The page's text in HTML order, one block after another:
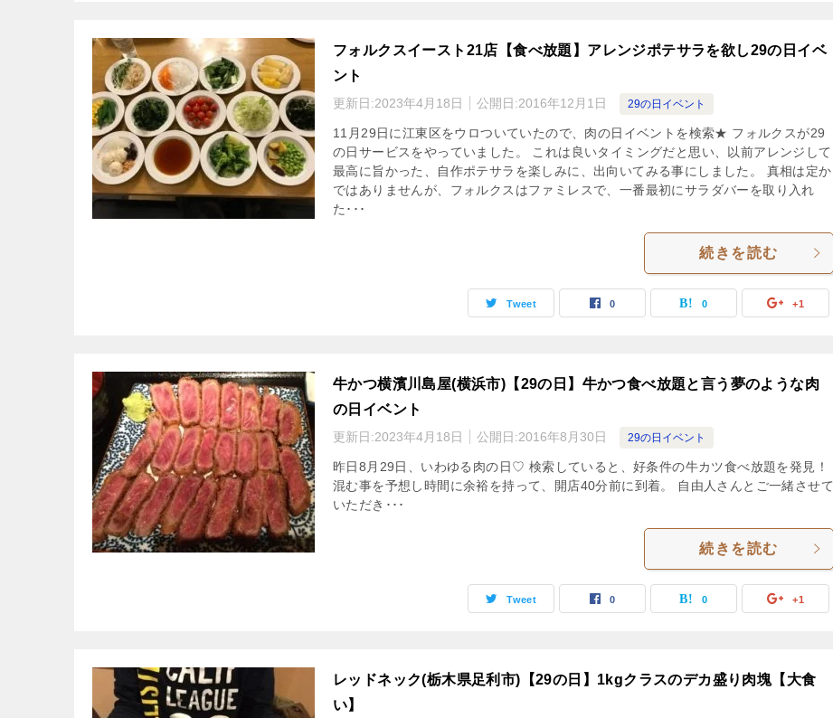
フォルクスイースト21店【食べ放題】アレンジポテサラを欲し29の日イベ
ント
更新日:2023年4月18日 公開日:2016年12月1日 29の日イベント
11月29日に江東区をウロついていたので、肉の日イベントを検索★ フォルクスが29
の日サービスをやっていました。 これは良いタイミングだと思い、以前アレンジして
最高に旨かった、自作ポテサラを楽しみに、出向いてみる事にしました。 真相は定か
ではありませんが、フォルクスはファミレスで、一番最初にサラダバーを取り入れ
た･･･
続きを読む
Tweet 0 0 +1
牛かつ横濱川島屋(横浜市)【29の日】牛かつ食べ放題と言う夢のような肉
の日イベント
更新日:2023年4月18日 公開日:2016年8月30日 29の日イベント
昨日8月29日、いわゆる肉の日♡ 検索していると、好条件の牛カツ食べ放題を発見！
混む事を予想し時間に余裕を持って、開店40分前に到着。 自由人さんとご一緒させて
いただき･･･
続きを読む
Tweet 0 0 +1
レッドネック(栃木県足利市)【29の日】1kgクラスのデカ盛り肉塊【大食
い】